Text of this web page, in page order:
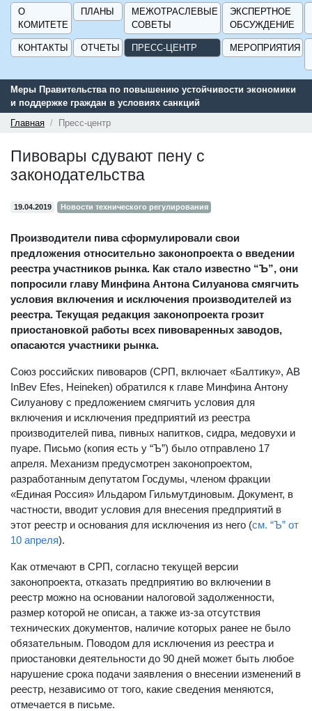
О
КОМИТЕТЕ
ПЛАНЫ
МЕЖОТРАСЛЕВЫЕ
СОВЕТЫ
ЭКСПЕРТНОЕ
ОБСУЖДЕНИЕ
КОНТАКТЫ ОТЧЕТЫ ПРЕСС-ЦЕНТР МЕРОПРИЯТИЯ
по повышению устойчивости экономики
граждан в условиях санкций
Сервис поиска
ГИСП».
Главная Пресс-центр
Пивовары сдувают пену с
законодательства
19.04.2019 Новости технического регулирования
Производители пива сформулировали свои
предложения относительно законопроекта о введении
реестра участников рынка. Как стало известно “Ъ”, они
попросили главу Минфина Антона Силуанова смягчить
условия включения и исключения производителей из
реестра. Текущая редакция законопроекта грозит
приостановкой работы всех пивоваренных заводов,
опасаются участники рынка.
Союз российских пивоваров (СРП, включает «Балтику», AB
InBev Efes, Heineken) обратился к главе Минфина Антону
Силуанову с предложением смягчить условия для
включения и исключения предприятий из реестра
производителей пива, пивных напитков, сидра, медовухи и
пуаре. Письмо (копия есть у “Ъ”) было отправлено 17
апреля. Механизм предусмотрен законопроектом,
разработанным депутатом Госдумы, членом фракции
«Единая Россия» Ильдаром Гильмутдиновым. Документ, в
частности, вводит условия для внесения предприятий в
этот реестр и основания для исключения из него (см. “Ъ” от
10 апреля).
Как отмечают в СРП, согласно текущей версии
законопроекта, отказать предприятию во включении в
реестр можно на основании налоговой задолженности,
размер которой не описан, а также из-за отсутствия
технических документов, наличие которых ранее не было
обязательным. Поводом для исключения из реестра и
приостановки деятельности до 90 дней может быть любое
нарушение срока подачи заявления о внесении изменений в
реестр, независимо от того, какие сведения меняются,
отмечается в письме.